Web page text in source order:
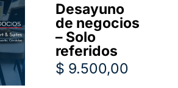
Desayuno
de negocios
– Solo
referidos
$ 9.500,00